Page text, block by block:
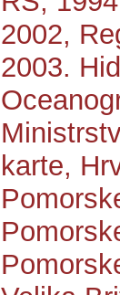
2002,
2003.
karte,